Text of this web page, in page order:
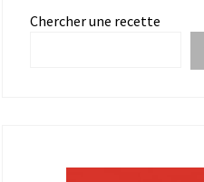
Chercher une recette